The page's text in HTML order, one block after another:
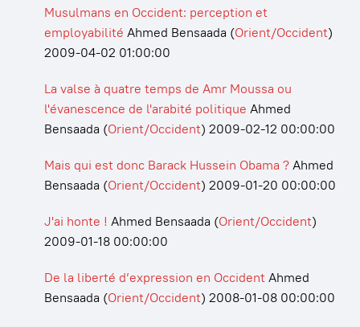
Musulmans en Occident: perception et
employabilité Ahmed Bensaada (Orient/Occident)
2009-04-02 01:00:00
La valse à quatre temps de Amr Moussa ou
l'évanescence de l'arabité politique Ahmed
Bensaada (Orient/Occident) 2009-02-12 00:00:00
Mais qui est donc Barack Hussein Obama ?Ahmed
Bensaada (Orient/Occident) 2009-01-20 00:00:00
J'ai honte ! Ahmed Bensaada (Orient/Occident)
2009-01-18 00:00:00
De la liberté d’expression en OccidentAhmed
Bensaada (Orient/Occident) 2008-01-08 00:00:00